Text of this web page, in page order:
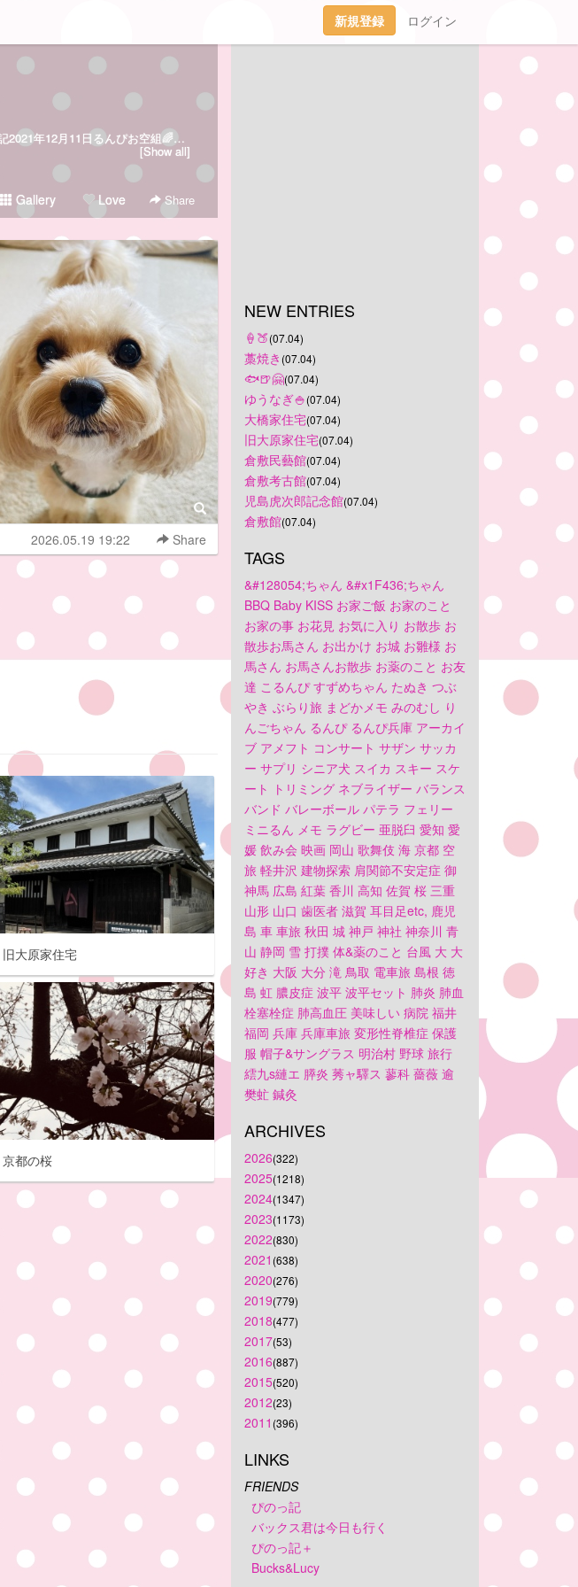
新規登録 ログイン
るんぴ/Runpi/2006年5月15日生まれのるんぴ♀と波平パパと過ごすのんびり日記2021年12月11日るんぴお空組🌈15年7ヶ月ありがとー！
[Show all]
Gallery Love Share
2026.05.19 19:22 Share
旧大原家住宅
京都の桜
NEW ENTRIES
‪🍦‬🍑(07.04)
藁焼き (07.04)
🐟🍺🤗(07.04)
ゆうなぎ🍚(07.04)
大橋家住宅(07.04)
旧大原家住宅(07.04)
倉敷民藝館(07.04)
倉敷考古館(07.04)
児島虎次郎記念館(07.04)
倉敷館(07.04)
TAGS
&#128054;ちゃん &#x1F436;ちゃん
BBQ Baby KISS お家ご飯 お家のこと
お家の事 お花見 お気に入り お散歩 お
散歩お馬さん お出かけ お城 お雛様 お
馬さん お馬さんお散歩 お薬のこと お友
達 こるんぴ すずめちゃん たぬき つぶ
やき ぶらり旅 まどかメモ みのむし り
んごちゃん るんぴ るんぴ兵庫 アーカイ
ブ アメフト コンサート サザン サッカ
ー サプリ シニア犬 スイカ スキー スケ
ート トリミング ネブライザー バランス
バンド バレーボール パテラ フェリー
ミニるん メモ ラグビー 亜脱臼 愛知 愛
媛 飲み会 映画 岡山 歌舞伎 海 京都 空
旅 軽井沢 建物探索 肩関節不安定症 御
神馬 広島 紅葉 香川 高知 佐賀 桜 三重
山形 山口 歯医者 滋賀 耳目足etc, 鹿児
島 車 車旅 秋田 城 神戸 神社 神奈川 青
山 静岡 雪 打撲 体&薬のこと 台風 大 大
好き 大阪 大分 滝 鳥取 電車旅 島根 徳
島 虹 膿皮症 波平 波平セット 肺炎 肺血
栓塞栓症 肺高血圧 美味しい 病院 福井
福岡 兵庫 兵庫車旅 変形性脊椎症 保護
服 帽子&サングラス 明治村 野球 旅行
繧九s縺エ 膵炎 莠ャ驛ス 蓼科 薔薇 逾
樊虻 鍼灸
ARCHIVES
2026(322)
2025(1218)
2024(1347)
2023(1173)
2022(830)
2021 (638)
2020(276)
2019(779)
2018(477)
2017(53)
2016(887)
2015(520)
2012(23)
2011 (396)
LINKS
FRIENDS
ぴのっ記
バックス君は今日も行く
ぴのっ記＋
Bucks&Lucy